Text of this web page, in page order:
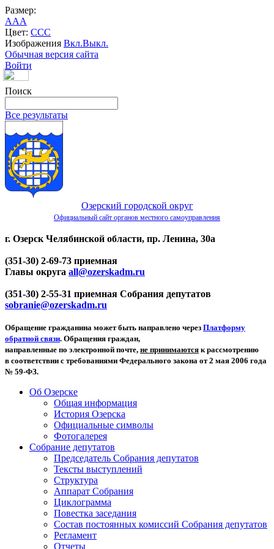
Размер:
AAA
Цвет: CCC
Изображения Вкл.Выкл.
Обычная версия сайта
Войти
Поиск
Все результаты
Озерский городской округ
Официальный сайт органов местного самоуправления
г. Озерск Челябинской области, пр. Ленина, 30а
(351-30) 2-69-73 приемная
Главы округа all@ozerskadm.ru
(351-30) 2-55-31 приемная Собрания депутатов
sobranie@ozerskadm.ru
Обращение гражданина может быть направлено через Платформу
обратной связи. Обращения граждан,
направленные по электронной почте, не принимаются к рассмотрению
в соответствии с требованиями Федерального закона от 2 мая 2006 года
№ 59-ФЗ.
Об Озерске
Общая информация
История Озерска
Официальные символы
Фотогалерея
Собрание депутатов
Председатель Собрания депутатов
Тексты выступлений
Структура
Аппарат Собрания
Циклограмма
Повестка заседания
Состав постоянных комиссий Собрания депутатов
Регламент
Отчеты